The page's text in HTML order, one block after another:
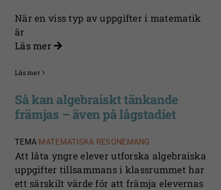
När en viss typ av uppgifter i matematik
är
Läs mer
Läs mer
Så kan algebraiskt tänkande
främjas – även på lågstadiet
TEMA MATEMATISKA RESONEMANG
Att låta yngre elever utforska algebraiska
uppgifter tillsammans i klassrummet har
ett särskilt värde för att främja elevernas